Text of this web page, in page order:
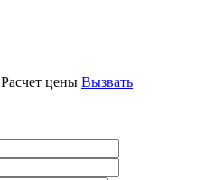
Расчет цены Вызвать